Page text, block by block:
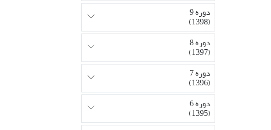
دوره 9
(1398)
دوره 8
(1397)
دوره 7
(1396)
دوره 6
(1395)